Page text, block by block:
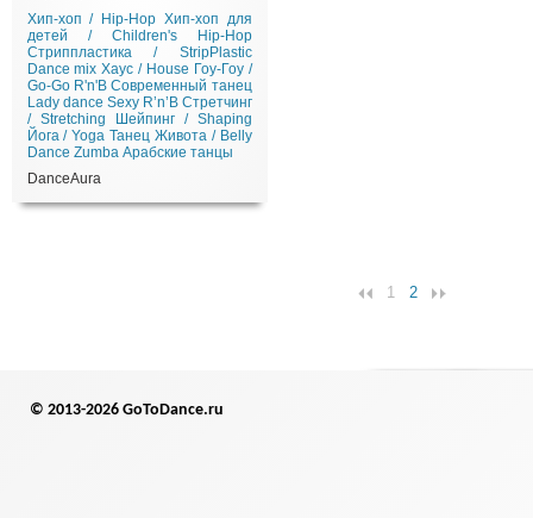
Хип-хоп / Hip-Hop Хип-хоп для
детей / Children's Hip-Hop
Стриппластика / StripPlastic
Dance mix Хаус / House Гоу-Гоу /
Go-Go R'n'B Современный танец
Lady dance Sexy R’n’B Стретчинг
/ Stretching
Шейпинг / Shaping
Йога / Yoga Танец Живота / Belly
Dance Zumba Арабские танцы
DanceAura
1 2
© 2013-2026 GoToDance.ru